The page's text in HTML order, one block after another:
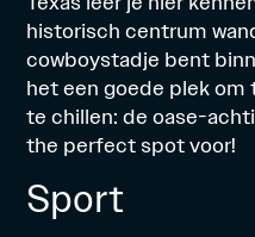
historisch centrum
cowboystadje bent
het een goede plek om
te chillen: de oase-
the perfect spot voor!
Sport